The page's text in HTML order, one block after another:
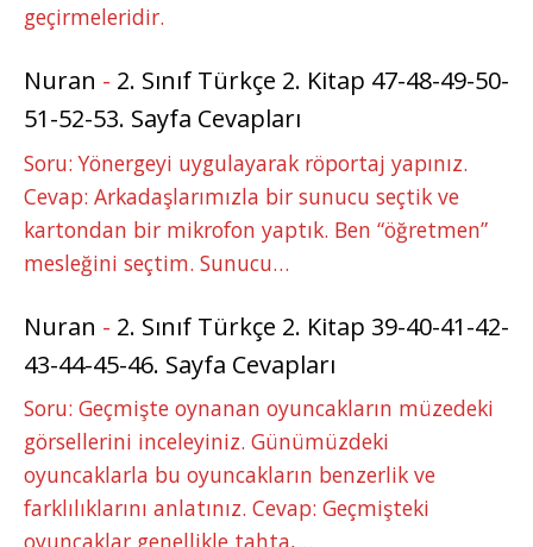
geçirmeleridir.
Nuran - 2. Sınıf Türkçe 2. Kitap 47-48-49-50-
51-52-53. Sayfa Cevapları
Soru: Yönergeyi uygulayarak röportaj yapınız.
Cevap: Arkadaşlarımızla bir sunucu seçtik ve
kartondan bir mikrofon yaptık. Ben “öğretmen”
mesleğini seçtim. Sunucu…
Nuran - 2. Sınıf Türkçe 2. Kitap 39-40-41-42-
43-44-45-46. Sayfa Cevapları
Soru: Geçmişte oynanan oyuncakların müzedeki
görsellerini inceleyiniz. Günümüzdeki
oyuncaklarla bu oyuncakların benzerlik ve
farklılıklarını anlatınız. Cevap: Geçmişteki